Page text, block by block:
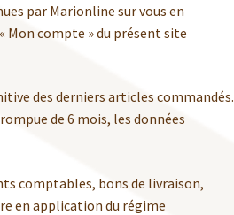
par Marionline sur vous en
Mon compte » du présent site
des derniers articles commandés.
de 6 mois, les données
comptables, bons de livraison,
en application du régime